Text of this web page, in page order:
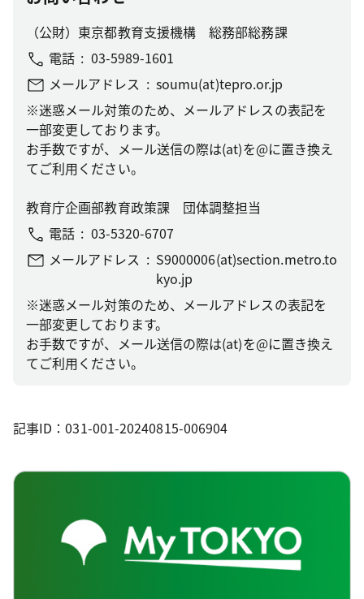
（公財）東京都教育支援機構 総務部総務課
電話
03-5989-1601
メールアドレス
soumu(at)tepro.or.jp
※迷惑メール対策のため、メールアドレスの表記を
一部変更しております。
お手数ですが、メール送信の際は(at)を@に置き換え
てご利用ください。
教育庁企画部教育政策課 団体調整担当
電話
03-5320-6707
メールアドレス
S9000006(at)section.metro.to
kyo.jp
※迷惑メール対策のため、メールアドレスの表記を
一部変更しております。
お手数ですが、メール送信の際は(at)を@に置き換え
てご利用ください。
記事ID：031-001-20240815-006904